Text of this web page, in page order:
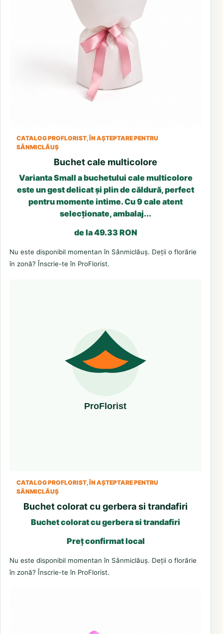
CATALOG PROFLORIST, ÎN AȘTEPTARE PENTRU
SÂNMICLĂUȘ
Buchet cale multicolore
Varianta Small a buchetului cale multicolore
este un gest delicat și plin de căldură, perfect
pentru momente intime. Cu 9 cale atent
selecționate, ambalaj...
de la 49.33 RON
Nu este disponibil momentan în Sânmiclăuș. Deții o florărie
în zonă? Înscrie-te în ProFlorist.
CATALOG PROFLORIST, ÎN AȘTEPTARE PENTRU
SÂNMICLĂUȘ
Buchet colorat cu gerbera si trandafiri
Buchet colorat cu gerbera si trandafiri
Preț confirmat local
Nu este disponibil momentan în Sânmiclăuș. Deții o florărie
în zonă? Înscrie-te în ProFlorist.